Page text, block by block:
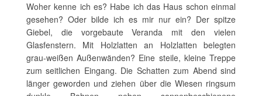
Woher kenne ich es? Habe ich das Haus schon einmal
gesehen? Oder bilde ich es mir nur ein? Der spitze
Giebel, die vorgebaute Veranda mit den vielen
Glasfenstern. Mit Holzlatten an Holzlatten belegten
grau-weißen Außenwänden? Eine steile, kleine Treppe
zum seitlichen Eingang. Die Schatten zum Abend sind
länger geworden und ziehen über die Wiesen ringsum